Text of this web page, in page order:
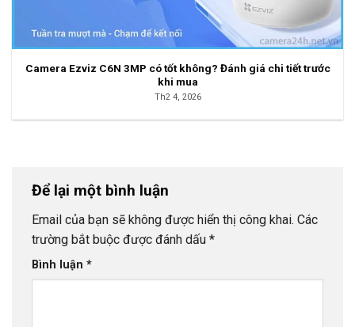
Camera Ezviz C6N 3MP có tốt không? Đánh giá chi tiết trước
khi mua
Th2 4, 2026
Để lại một bình luận
Email của bạn sẽ không được hiển thị công khai. Các
trường bắt buộc được đánh dấu *
Bình luận *